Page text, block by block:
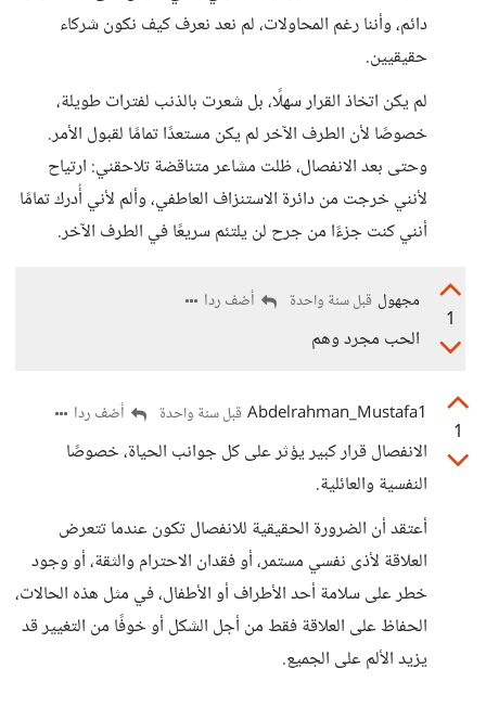
دائم، وأننا رغم المحاولات، لم نعد نعرف كيف نكون شركاء
حقيقيين.
لم يكن اتخاذ القرار سهلًا، بل شعرت بالذنب لفترات طويلة،
خصوصًا لأن الطرف الآخر لم يكن مستعدًا تمامًا لقبول الأمر.
وحتى بعد الانفصال، ظلت مشاعر متناقضة تلاحقني: ارتياح
لأنني خرجت من دائرة الاستنزاف العاطفي، وألم لأني أُدرك تمامًا
أنني كنت جزءًا من جرح لن يلتئم سريعًا في الطرف الآخر.
1
مجهول قبل سنة واحدة أضف ردا
الحب مجرد وهم
1
Abdelrahman_Mustafa1 قبل سنة واحدة أضف ردا
الانفصال قرار كبير يؤثر على كل جوانب الحياة، خصوصًا
النفسية والعائلية.
أعتقد أن الضرورة الحقيقية للانفصال تكون عندما تتعرض
العلاقة لأذى نفسي مستمر، أو فقدان الاحترام والثقة، أو وجود
خطر على سلامة أحد الأطراف أو الأطفال، في مثل هذه الحالات،
الحفاظ على العلاقة فقط من أجل الشكل أو خوفًا من التغيير قد
يزيد الألم على الجميع.